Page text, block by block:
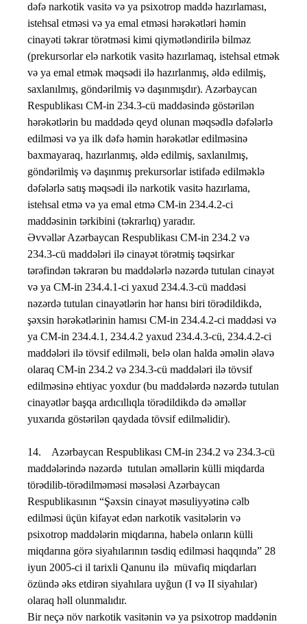
dəfə narkotik vasitə və ya psixotrop maddə hazırlaması,
istehsal etməsi və ya emal etməsi hərəkətləri həmin
cinayəti təkrar törətməsi kimi qiymətləndirilə bilməz
(prekursorlar elə narkotik vasitə hazırlamaq, istehsal etmək
və ya emal etmək məqsədi ilə hazırlanmış, əldə edilmiş,
saxlanılmış, göndərilmiş və daşınmışdır). Azərbaycan
Respublikası CM-in 234.3-cü maddəsində göstərilən
hərəkətlərin bu maddədə qeyd olunan məqsədlə dəfələrlə
edilməsi və ya ilk dəfə həmin hərəkətlər edilməsinə
baxmayaraq, hazırlanmış, əldə edilmiş, saxlanılmış,
göndərilmiş və daşınmış prekursorlar istifadə edilməklə
dəfələrlə satış məqsədi ilə narkotik vasitə hazırlama,
istehsal etmə və ya emal etmə CM-in 234.4.2-ci
maddəsinin tərkibini (təkrarlıq) yaradır.
Əvvəllər Azərbaycan Respublikası CM-in 234.2 və
234.3-cü maddələri ilə cinayət törətmiş təqsirkar
tərəfindən təkrarən bu maddələrlə nəzərdə tutulan cinayət
və ya CM-in 234.4.1-ci yaxud 234.4.3-cü maddəsi
nəzərdə tutulan cinayətlərin hər hansı biri törədildikdə,
şəxsin hərəkətlərinin hamısı CM-in 234.4.2-ci maddəsi və
ya CM-in 234.4.1, 234.4.2 yaxud 234.4.3-cü, 234.4.2-ci
maddələri ilə tövsif edilməli, belə olan halda əməlin əlavə
olaraq CM-in 234.2 və 234.3-cü maddələri ilə tövsif
edilməsinə ehtiyac yoxdur (bu maddələrdə nəzərdə tutulan
cinayətlər başqa ardıcıllıqla törədildikdə də əməllər
yuxarıda göstərilən qaydada tövsif edilməlidir).
14. Azərbaycan Respublikası CM-in 234.2 və 234.3-cü
maddələrində nəzərdə tutulan əməllərin külli miqdarda
törədilib-törədilməməsi məsələsi Azərbaycan
Respublikasının “Şəxsin cinayət məsuliyyətinə cəlb
edilməsi üçün kifayət edən narkotik vasitələrin və
psixotrop maddələrin miqdarına, habelə onların külli
miqdarına görə siyahılarının təsdiq edilməsi haqqında” 28
iyun 2005-ci il tarixli Qanunu ilə müvafiq miqdarları
özündə əks etdirən siyahılara uyğun (I və II siyahılar)
olaraq həll olunmalıdır.
Bir neçə növ narkotik vasitənin və ya psixotrop maddənin